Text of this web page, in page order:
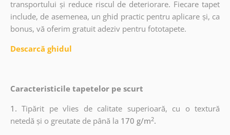
transportului și reduce riscul de deteriorare. Fiecare tapet
include, de asemenea, un ghid practic pentru aplicare și, ca
bonus, vă oferim gratuit adeziv pentru fototapete.
Descarcă ghidul
Caracteristicile tapetelor pe scurt
1.Tipărit pe vlies de calitate superioară, cu o textură
netedă și o greutate de până la 170 g/m2.